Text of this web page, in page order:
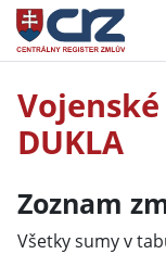
DUKLA
Zoznam
Všetky sumy v